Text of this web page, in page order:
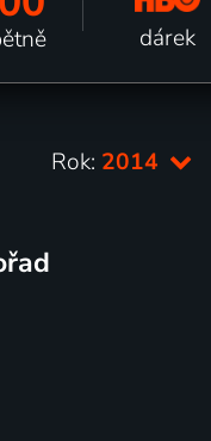
dárek
Rok: 2014